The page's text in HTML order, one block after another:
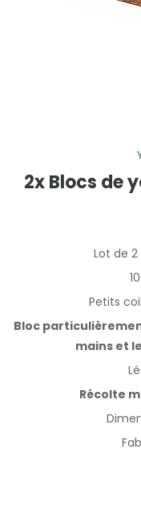
2x Blocs de
Lot de
Petits
Bloc
mains et
Récolte